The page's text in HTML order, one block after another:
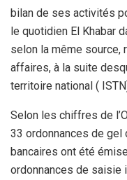
bilan de ses activités
le quotidien El Khabar
selon la même source,
affaires, à la suite
territoire national (
Selon les chiffres de
33 ordonnances de gel
bancaires ont été
ordonnances de saisie